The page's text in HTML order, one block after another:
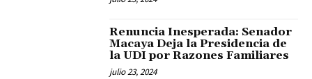
Renuncia Inesperada: Senador
Macaya Deja la Presidencia de
la UDI por Razones Familiares
julio 23, 2024